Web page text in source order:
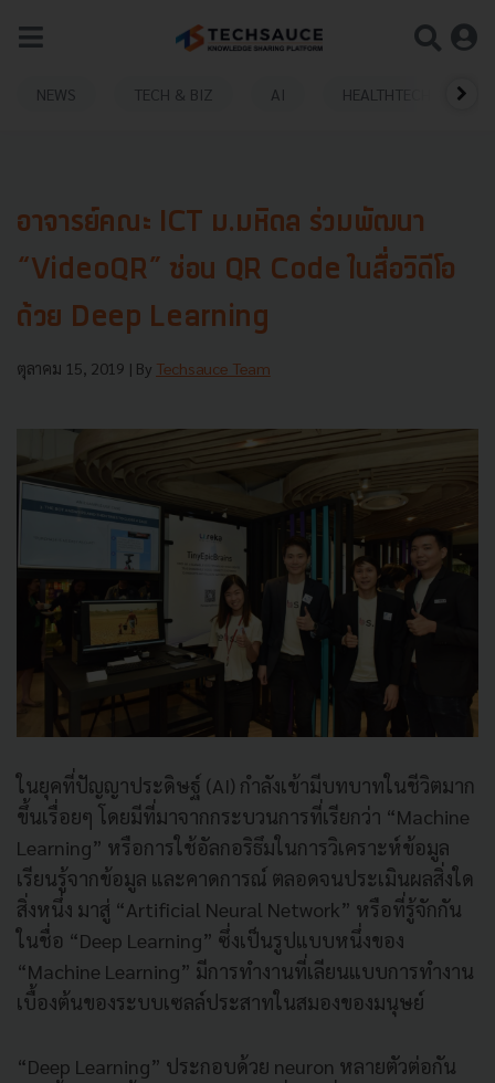
NEWS TECH & BIZ AI HEALTHTECH
อาจารย์คณะ ICT ม.มหิดล ร่วมพัฒนา
“VideoQR” ซ่อน QR Code ในสื่อวิดีโอ
ด้วย Deep Learning
ตุลาคม 15, 2019 | By Techsauce Team
ในยุคที่ปัญญาประดิษฐ์ (AI) กำลังเข้ามีบทบาทในชีวิตมาก
ขึ้นเรื่อยๆ โดยมีที่มาจากกระบวนการที่เรียกว่า “Machine
Learning” หรือการใช้อัลกอริธึมในการวิเคราะห์ข้อมูล
เรียนรู้จากข้อมูล และคาดการณ์ ตลอดจนประเมินผลสิ่งใด
สิ่งหนึ่ง มาสู่ “Artificial Neural Network” หรือที่รู้จักกัน
ในชื่อ “Deep Learning” ซึ่งเป็นรูปแบบหนึ่งของ
“Machine Learning” มีการทำงานที่เลียนแบบการทำงาน
เบื้องต้นของระบบเซลล์ประสาทในสมองของมนุษย์
“Deep Learning” ประกอบด้วย neuron หลายตัวต่อกัน